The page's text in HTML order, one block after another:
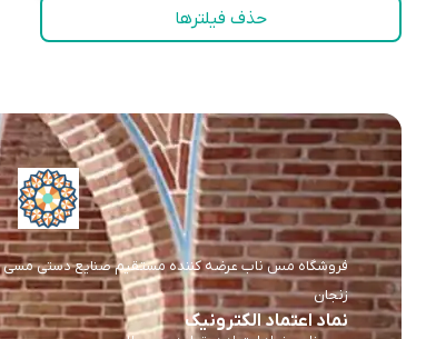
حذف فیلترها
فروشگاه مس ناب عرضه کننده مستقیم صنایع دستی مسی ،
زنجان
نماد اعتماد الکترونیک